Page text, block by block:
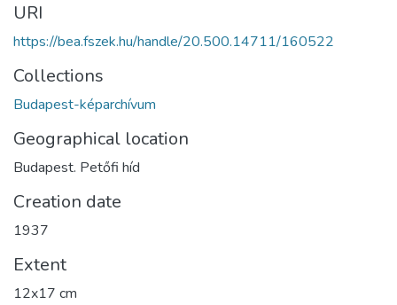
URI
https://bea.fszek.hu/handle/20.500.14711/160522
Collections
Budapest-képarchívum
Geographical location
Budapest. Petőfi híd
Creation date
1937
Extent
12x17 cm